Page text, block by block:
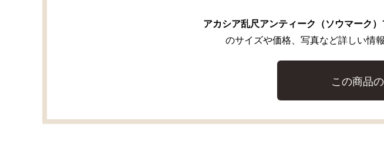
アカシア乱尺アンティーク（ソウマーク
のサイズや価格、写真など詳しい情
この商品